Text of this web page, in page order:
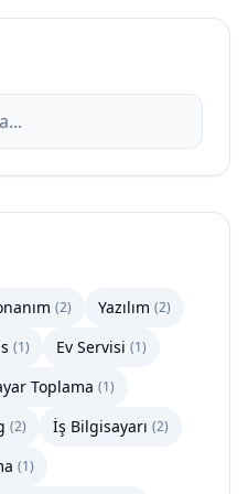
(2) Yazılım (2)
(1) Ev Servisi (1)
Toplama (1)
(2) İş Bilgisayarı (2)
(1)